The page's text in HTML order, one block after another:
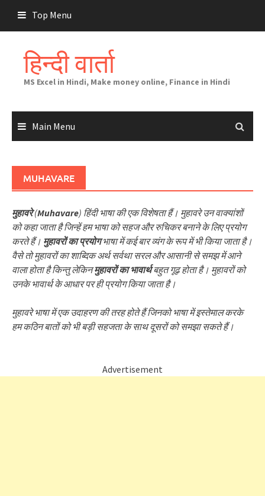
content
Top Menu
हिन्दी वार्ता
MS Excel in Hindi, Make money online, Finance in Hindi
Main Menu
MUHAVARE
मुहावरे(Muhavare) हिंदी भाषा की एक विशेषता हैं। मुहावरे उन वाक्यांशों
को कहा जाता है जिन्हें हम भाषा को सहज और रुचिकर बनाने के लिए प्रयोग
करते हैं। मुहावरों का प्रयोगभाषा में कई बार व्यंग के रूप में भी किया जाता है।
वैसे तो मुहावरों का शाब्दिक अर्थ सर्वथा सरल और आसानी से समझ में आने
वाला होता है किन्तु लेकिनमुहावरों का भावार्थबहुत गूढ़ होता है। मुहावरों को
उनके भावार्थ के आधार पर ही प्रयोग किया जाता है।
मुहावरे भाषा में एक उदाहरण की तरह होते हैं जिनको भाषा में इस्तेमाल करके
हम कठिन बातों को भी बड़ी सहजता के साथ दूसरों को समझा सकते हैं।
Advertisement